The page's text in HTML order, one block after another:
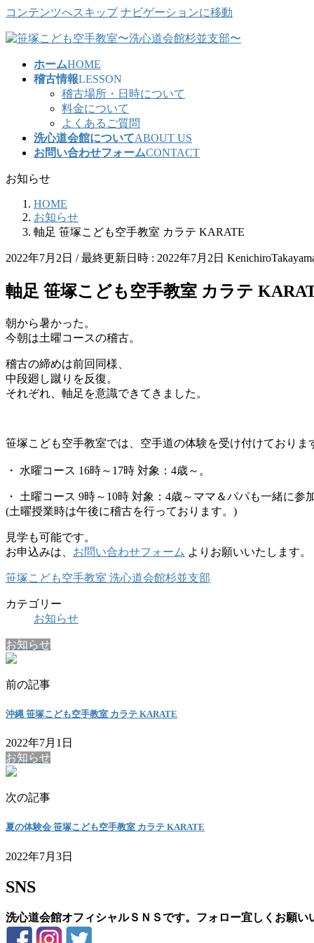
コンテンツへスキップ ナビゲーションに移動
ホームHOME
稽古情報LESSON
稽古場所・日時について
料金について
よくあるご質問
洗心道会館についてABOUT US
お問い合わせフォームCONTACT
お知らせ
HOME
お知らせ
軸足 笹塚こども空手教室 カラテ KARATE
2022年7月2日 / 最終更新日時 : 2022年7月2日
軸足 笹塚こども空手教室 カラテ
朝から暑かった。
今朝は土曜コースの稽古。
稽古の締めは前回同様、
中段廻し蹴りを反復。
それぞれ、軸足を意識できてきました。
笹塚こども空手教室では、空手道の体験を受け付けておりま
・ 水曜コース 16時～17時 対象：4歳～。
・ 土曜コース 9時～10時 対象：4歳～ママ＆パパも一緒に参
(土曜授業時は午後に稽古を行っております。)
見学も可能です。
お申込みは、 お問い合わせフォーム よりお願いいたします。
笹塚こども空手教室 洗心道会館杉並支部
カテゴリー
お知らせ
お知らせ
前の記事
沖縄 笹塚こども空手教室 カラテ KARATE
2022年7月1日
お知らせ
次の記事
夏の体験会 笹塚こども空手教室 カラテ KARATE
2022年7月3日
SNS
洗心道会館オフィシャルＳＮＳです。フォロー宜しくお願い